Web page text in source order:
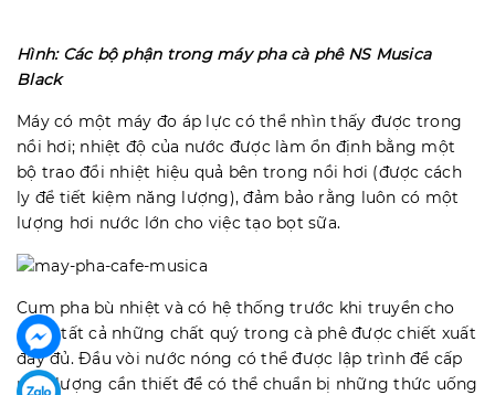
Hình: Các bộ phận trong máy pha cà phê NS Musica
Black
Máy có một máy đo áp lực có thể nhìn thấy được trong
nồi hơi; nhiệt độ của nước được làm ổn định bằng một
bộ trao đổi nhiệt hiệu quả bên trong nồi hơi (được cách
ly để tiết kiệm năng lượng), đảm bảo rằng luôn có một
lượng hơi nước lớn cho việc tạo bọt sữa.
Cụm pha bù nhiệt và có hệ thống trước khi truyền cho
phép tất cả những chất quý trong cà phê được chiết xuất
đầy đủ. Đầu vòi nước nóng có thể được lập trình để cấp
một lượng cần thiết để có thể chuẩn bị những thức uống